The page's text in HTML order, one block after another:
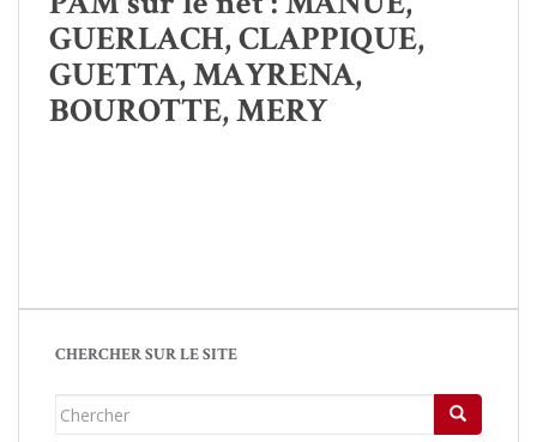
GUERLACH, CLAPPIQUE,
GUETTA, MAYRENA,
BOUROTTE, MERY
CHERCHER SUR LE SITE
Chercher...